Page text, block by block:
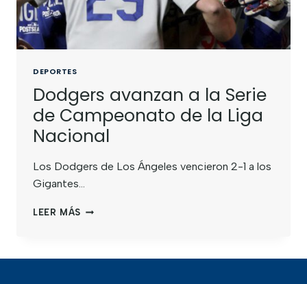
DEPORTES
Dodgers avanzan a la Serie
de Campeonato de la Liga
Nacional
Los Dodgers de Los Ángeles vencieron 2-1 a los
Gigantes…
LEER MÁS